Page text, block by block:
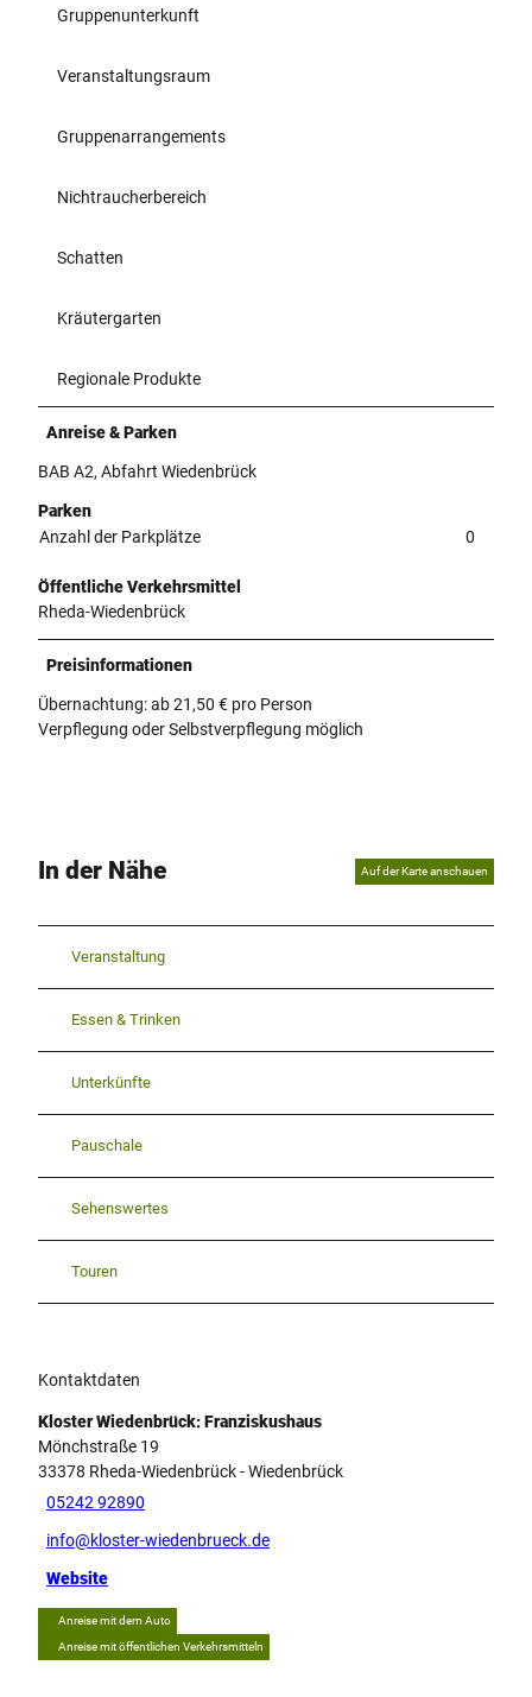
Gruppenunterkunft
Veranstaltungsraum
Gruppenarrangements
Nichtraucherbereich
Schatten
Kräutergarten
Regionale Produkte
Anreise & Parken
BAB A2, Abfahrt Wiedenbrück
Parken
Anzahl der Parkplätze
0
Öffentliche Verkehrsmittel
Rheda-Wiedenbrück
Preisinformationen
Übernachtung: ab 21,50 € pro Person
Verpflegung oder Selbstverpflegung möglich
In der Nähe Auf der Karte anschauen
Veranstaltung
Essen & Trinken
Unterkünfte
Pauschale
Sehenswertes
Touren
Kontaktdaten
Kloster Wiedenbrück: Franziskushaus
Mönchstraße 19
33378 Rheda-Wiedenbrück- Wiedenbrück
05242 92890
info@kloster-wiedenbrueck.de
Website
Anreise mit dem Auto
Anreise mit öffentlichen Verkehrsmitteln